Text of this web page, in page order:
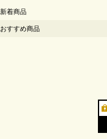
新着商品
おすすめ商品